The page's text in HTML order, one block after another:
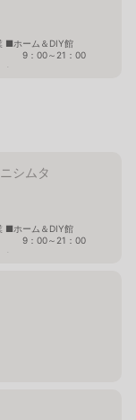
■ホーム＆DIY館
：00～21：00
1
シムタ
■ホーム＆DIY館
：00～21：00
1